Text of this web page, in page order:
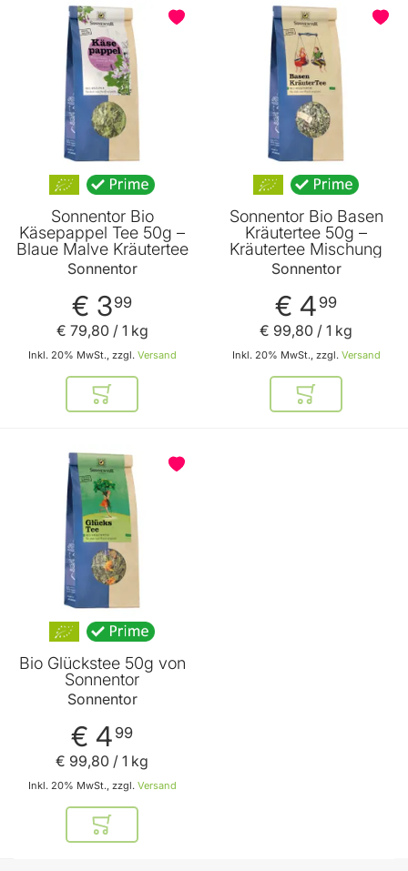
Sonnentor Bio
Käsepappel Tee 50g –
Blaue Malve Kräutertee
Sonnentor
€ 399
Inkl. 20% MwSt., zzgl. Versand
€ 79,80/ 1 kg
In den Warenkorb
Sonnentor Bio Basen
Kräutertee 50g –
Kräutertee Mischung
Sonnentor
€ 4 99
Inkl. 20% MwSt., zzgl. Versand
€ 99,80 / 1 kg
In den
Bio Glückstee 50g von
Sonnentor
Sonnentor
€ 4 99
Inkl. 20% MwSt., zzgl. Versand
€ 99,80 / 1 kg
In den Warenkorb